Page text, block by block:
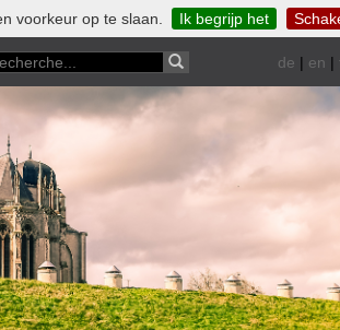
voorkeur op te slaan. Ik begrijp het
de | en |